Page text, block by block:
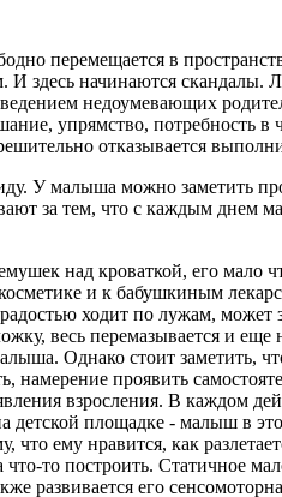
перемещается в
И здесь начинаются
недоумевающих
упрямство, потребность
отказывается
У малыша можно заметить
за тем, что с каждым днем
над кроваткой, его мало
и к бабушкиным
ходит по лужам, может
весь перемазывается и
Однако стоит заметить,
намерение проявить
взросления. В каждом
детской площадке - малыш в
ему нравится, как
то построить. Статичное
развивается его